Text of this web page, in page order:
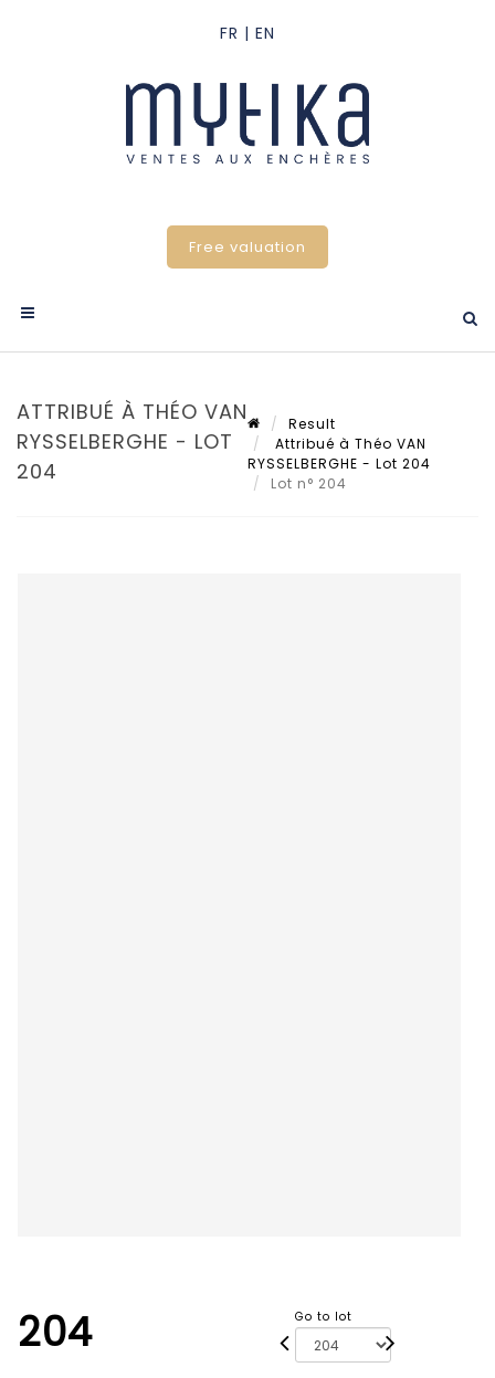
Free valuation
ATTRIBUÉ À THÉO VAN
RYSSELBERGHE - LOT
204
Result
Attribué à Théo VAN
RYSSELBERGHE - Lot 204
Lot n° 204
204 Go to lot